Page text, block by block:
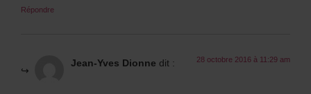
Répondre
Jean-Yves Dionne dit : 28 octobre 2016 à 11:29 am